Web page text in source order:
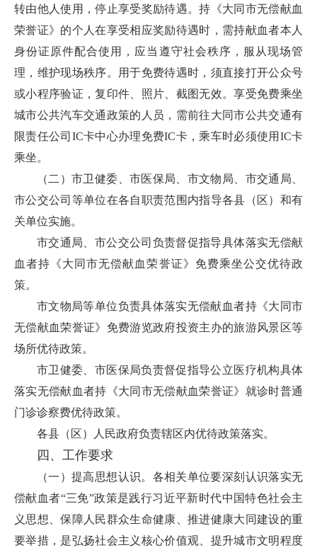
转由他人使用，停止享受奖励待遇。持《大同市无偿献血
荣誉证》的个人在享受相应奖励待遇时，需持献血者本人
身份证原件配合使用，应当遵守社会秩序，服从现场管
理，维护现场秩序。用于免费待遇时，须直接打开公众号
或小程序验证，复印件、照片、截图无效。享受免费乘坐
城市公共汽车交通政策的人员，需前往大同市公共交通有
限责任公司IC卡中心办理免费IC卡，乘车时必须使用IC卡
乘坐。
（二）市卫健委、市医保局、市文物局、市交通局、
市公交公司等单位在各自职责范围内指导各县（区）和有
关单位实施。
市交通局、市公交公司负责督促指导具体落实无偿献
血者持《大同市无偿献血荣誉证》免费乘坐公交优待政
策。
市文物局等单位负责具体落实无偿献血者持《大同市
无偿献血荣誉证》免费游览政府投资主办的旅游风景区等
场所优待政策。
市卫健委、市医保局负责督促指导公立医疗机构具体
落实无偿献血者持《大同市无偿献血荣誉证》就诊时普通
门诊诊察费优待政策。
各县（区）人民政府负责辖区内优待政策落实。
四、工作要求
（一）提高思想认识。各相关单位要深刻认识落实无
偿献血者“三免”政策是践行习近平新时代中国特色社会主
义思想、保障人民群众生命健康、推进健康大同建设的重
要举措，是弘扬社会主义核心价值观、提升城市文明程度